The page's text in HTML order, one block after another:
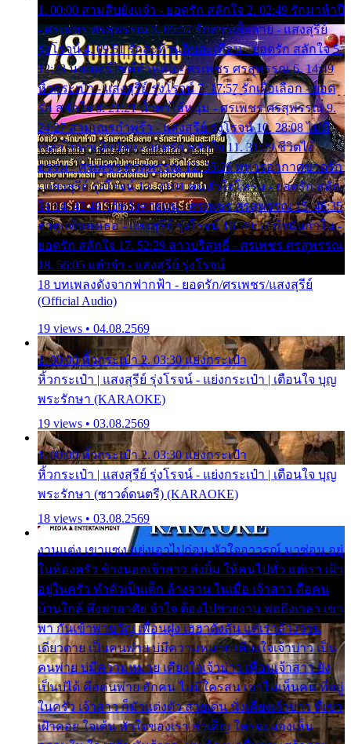
1. 00:00 สามสิบยังแจ๋ว - ยอดรัก สลักใจ 2. 02:49 รักมาห้าปี
- ศรเพชร ศรสุพรรณ 3. 05:57 รักสาวเสื้อลาย - แสงสุรีย์
รุ่งโรจน์ 4. 09:51 รักสะท้านดินสะเทือน - ยอดรัก สลักใจ 5.
12:23 มอเตอร์ไซค์ทำหล่น - ศรเพชร ศรสุพรรณ 6. 14:49
หิ้วกระเป๋า - แสงสุรีย์ รุ่งโรจน์ 7. 17:57 รักเผื่อเลือก - ยอด
รัก สลักใจ 8. 21:21 น้ำตาไอ้หนุ่ม - ศรเพชร ศรสุพรรณ 9.
24:27 สามเณรกำพร้า - แสงสุรีย์ รุ่งโรจน์ 10. 28:08 ไม่มี
เวลาไปหาเมียน้อย - ยอดรัก สลักใจ 11. 31:29 ชีวิตไอ้
ธรรม - ศรเพชร ศรสุพรรณ 12. 35:26 ทหารอากาศขาดรัก
- แสงสุรีย์ รุ่งโรจน์ 13. 39:01 คนหัวใจโทรม - ยอดรัก สลัก
ใจ 14. 42:49 ไอ้หวังตายแน่ - ศรเพชร ศรสุพรรณ 15. 46:35
ธาตุแท้ของเธอ - แสงสุรีย์ รุ่งโรจน์ 16. 49:57 กำนันกำใน -
ยอดรัก สลักใจ 17. 52:29 สาวบริสุทธิ์ - ศรเพชร ศรสุพรรณ
18. 56:05 แต๋วจ๋า - แสงสุรีย์ รุ่งโรจน์
18 บทเพลงดังจากฟากฟ้า - ยอดรัก/ศรเพชร/แสงสุรีย์
(Official Audio)
19 views • 04.08.2569
1. 00:00 หิ้วกระเป๋า 2. 03:30 แย่งกระเป๋า
หิ้วกระเป๋า | แสงสุรีย์ รุ่งโรจน์ - แย่งกระเป๋า | เตือนใจ บุญ
พระรักษา (KARAOKE)
19 views • 03.08.2569
1. 00:00 หิ้วกระเป๋า 2. 03:30 แย่งกระเป๋า
หิ้วกระเป๋า | แสงสุรีย์ รุ่งโรจน์ - แย่งกระเป๋า | เตือนใจ บุญ
พระรักษา (ซาวด์ดนตรี) (KARAOKE)
18 views • 03.08.2569
งานแต่ง เขาแซง แย่งเอาไปก่อน หัวใจอาวรณ์ มาซ่อน อยู่
ในห้องครัว ข้างนอกเจ้าสาว ส่งยิ้ม ให้คนไปทั่ว แต่เรา เฝ้า
อยู่ในครัว ทำตัวเป็นเด็ก ล้างจาน ในเมื่อ เจ้าสาว คือคน
บ้านใกล้ พึ่งพาอาศัย จำใจ ต้องไปช่วยงาน พอถึงเวลา เขา
พา กันเข้าพาขวัญ เพื่อนฝูง เฮฮาดังลั่น แต่เราล้างจาน
เดียวดาย เป็นคนพ่าย บ่มีความหมาย เคียงใจเจ้าบ่าว เป็น
คนพ่าย บ่มีความหมาย เคียงใจเจ้าบ่าว เพื่อนเจ้าสาว ยัง
เป็นบ่ได้ คือคนพ่าย ฮักคน ไม่มีใครสน เขาไม่เห็นคน ที่อยู่
ในครัว เจ้าสาว ก็มัวแต่งตัว สวยเด่น นั่งเคียงเจ้าบ่าว ที่เขา
เฝ้าคอย ใจเต้น หัวใจของเรา ลำเค็ญ ใครจะมองเห็น